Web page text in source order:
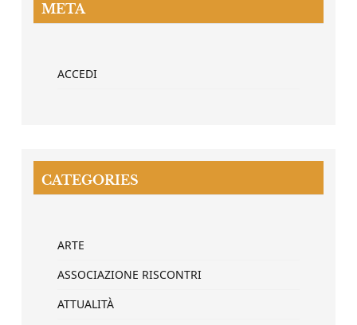
META
ACCEDI
CATEGORIES
ARTE
ASSOCIAZIONE RISCONTRI
ATTUALITÀ